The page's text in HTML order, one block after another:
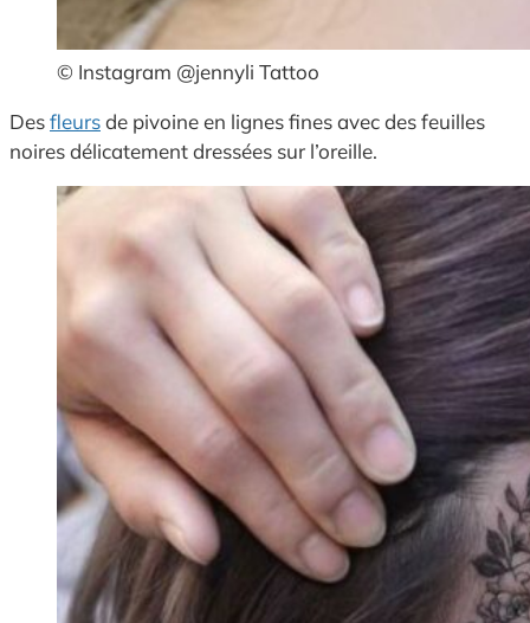
© Instagram @jennyli Tattoo
Desfleursde pivoine en lignes fines avec des feuilles
noires délicatement dressées sur l’oreille.